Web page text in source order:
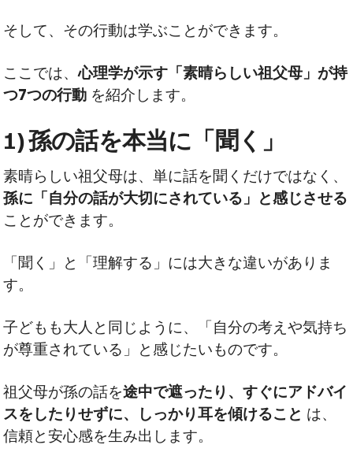
そして、その行動は学ぶことができます。
ここでは、心理学が示す「素晴らしい祖父母」が持
つ7つの行動 を紹介します。
1) 孫の話を本当に「聞く」
素晴らしい祖父母は、単に話を聞くだけではなく、
孫に「自分の話が大切にされている」と感じさせる
ことができます。
「聞く」と「理解する」には大きな違いがありま
す。
子どもも大人と同じように、「自分の考えや気持ち
が尊重されている」と感じたいものです。
祖父母が孫の話を途中で遮ったり、すぐにアドバイ
スをしたりせずに、しっかり耳を傾けること は、
信頼と安心感を生み出します。